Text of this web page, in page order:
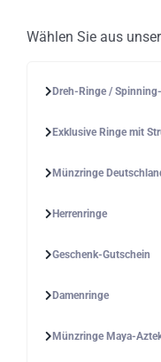
Wählen Sie aus
Dreh-Ringe /
Exklusive Ringe mit
Münzringe
Herrenringe
Geschenk-Gutschein
Damenringe
Münzringe Maya-